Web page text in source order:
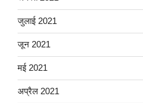
जुलाई 2021
जून 2021
मई 2021
अप्रैल 2021